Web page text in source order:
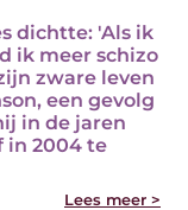
dichtte: 'Als ik
ik meer schizo
zware leven
een gevolg
in de jaren
in 2004 te
Lees meer >